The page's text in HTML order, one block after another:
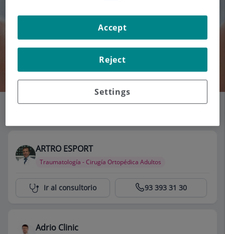
Buscar
ARTRO ESPORT
Traumatología - Cirugía Ortopédica Adultos
Centro Médico Teknon 93 393 31 30
Ir al consultorio
Adrio Clinic
Settings
Reject
Accept